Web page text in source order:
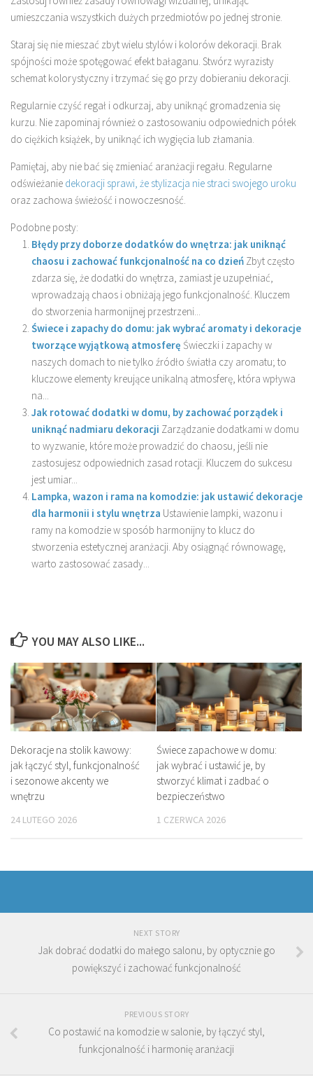
umieszczania wszystkich dużych przedmiotów po jednej stronie.
Staraj się nie mieszać zbyt wielu stylów i kolorów dekoracji. Brak
spójności może spotęgować efekt bałaganu. Stwórz wyrazisty
schemat kolorystyczny i trzymać się go przy dobieraniu dekoracji.
Regularnie czyść regał i odkurzaj, aby uniknąć gromadzenia się
kurzu. Nie zapominaj również o zastosowaniu odpowiednich półek
do ciężkich książek, by uniknąć ich wygięcia lub złamania.
Pamiętaj, aby nie bać się zmieniać aranżacji regału. Regularne
odświeżanie dekoracji sprawi, że stylizacja nie straci swojego uroku
oraz zachowa świeżość i nowoczesność.
Podobne posty:
Błędy przy doborze dodatków do wnętrza: jak uniknąć
chaosu i zachować funkcjonalność na co dzień Zbyt często
zdarza się, że dodatki do wnętrza, zamiast je uzupełniać,
wprowadzają chaos i obniżają jego funkcjonalność. Kluczem
do stworzenia harmonijnej przestrzeni...
Świece i zapachy do domu: jak wybrać aromaty i dekoracje
tworzące wyjątkową atmosferę Świeczki i zapachy w
naszych domach to nie tylko źródło światła czy aromatu; to
kluczowe elementy kreujące unikalną atmosferę, która wpływa
na...
Jak rotować dodatki w domu, by zachować porządek i
uniknąć nadmiaru dekoracji Zarządzanie dodatkami w domu
to wyzwanie, które może prowadzić do chaosu, jeśli nie
zastosujesz odpowiednich zasad rotacji. Kluczem do sukcesu
jest umiar...
Lampka, wazon i rama na komodzie: jak ustawić dekoracje
dla harmonii i stylu wnętrza Ustawienie lampki, wazonu i
ramy na komodzie w sposób harmonijny to klucz do
stworzenia estetycznej aranżacji. Aby osiągnąć równowagę,
warto zastosować zasady...
YOU MAY ALSO LIKE...
Dekoracje na stolik kawowy:
jak łączyć styl, funkcjonalność
i sezonowe akcenty we
wnętrzu
24 LUTEGO 2026
Świece zapachowe w domu:
jak wybrać i ustawić je, by
stworzyć klimat i zadbać o
bezpieczeństwo
1 CZERWCA 2026
NEXT STORY
Jak dobrać dodatki do małego salonu, by optycznie go
powiększyć i zachować funkcjonalność
PREVIOUS STORY
Co postawić na komodzie w salonie, by łączyć styl,
funkcjonalność i harmonię aranżacji